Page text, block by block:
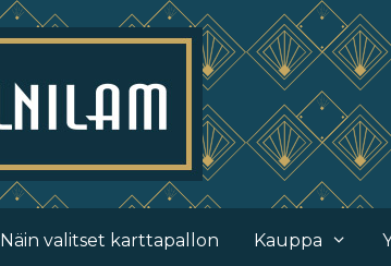
Näin valitset karttapallon Kauppa